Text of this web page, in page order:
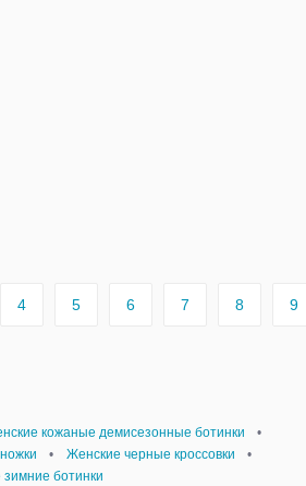
4 5 6 7 8 9
кожаные демисезонные ботинки
•
• Женские черные кроссовки
•
ботинки